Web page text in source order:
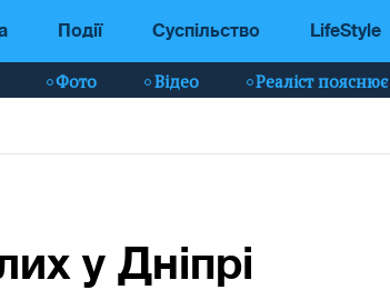
Події Суспільство LifeStyle
Фото Відео Реаліст пояснює
у Дніпрі